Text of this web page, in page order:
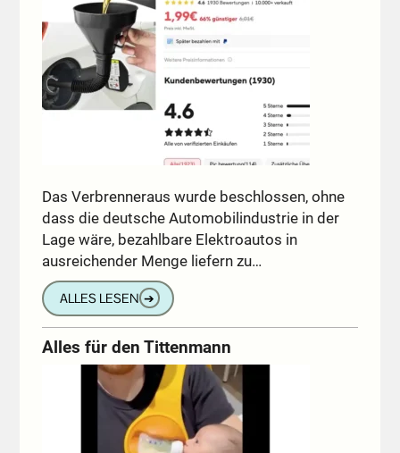
Das Verbrenneraus wurde beschlossen, ohne
dass die deutsche Automobilindustrie in der
Lage wäre, bezahlbare Elektroautos in
ausreichender Menge liefern zu…
ALLES LESEN ➔
Alles für den Tittenmann